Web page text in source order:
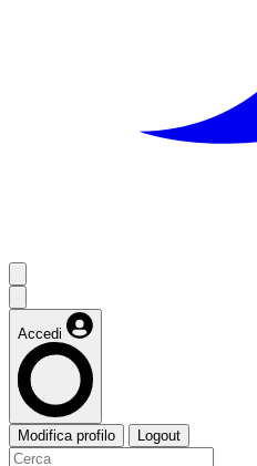
Accedi
Modifica profilo Logout